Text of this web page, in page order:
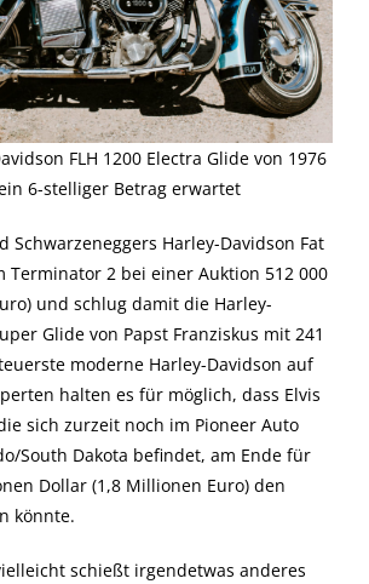
FLH 1200 Electra Glide von 1976
6-stelliger Betrag erwartet
Schwarzeneggers Harley-Davidson Fat
Terminator 2 bei einer Auktion 512 000
und schlug damit die Harley-
Glide von Papst Franziskus mit 241
moderne Harley-Davidson auf
halten es für möglich, dass Elvis
sich zurzeit noch im Pioneer Auto
South Dakota befindet, am Ende für
Dollar (1,8 Millionen Euro) den
könnte.
schießt irgendetwas anderes